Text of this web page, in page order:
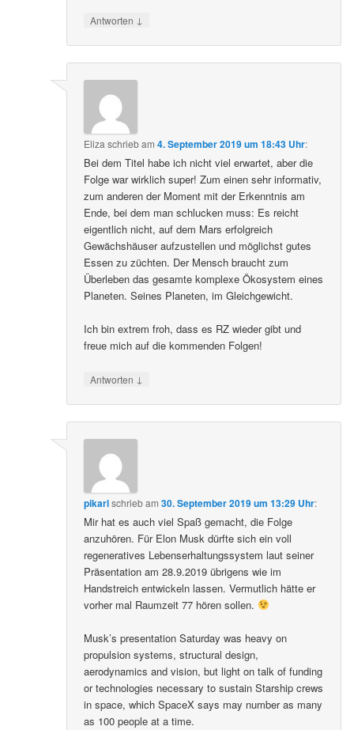
Antworten ↓
Eliza schriebam4. September 2019 um 18:43 Uhr:
Bei dem Titel habe ich nicht viel erwartet, aber die
Folge war wirklich super! Zum einen sehr informativ,
zum anderen der Moment mit der Erkenntnis am
Ende, bei dem man schlucken muss: Es reicht
eigentlich nicht, auf dem Mars erfolgreich
Gewächshäuser aufzustellen und möglichst gutes
Essen zu züchten. Der Mensch braucht zum
Überleben das gesamte komplexe Ökosystem eines
Planeten. Seines Planeten, im Gleichgewicht.
Ich bin extrem froh, dass es RZ wieder gibt und
freue mich auf die kommenden Folgen!
Antworten ↓
pikarlschriebam30. September 2019 um 13:29 Uhr:
Mir hat es auch viel Spaß gemacht, die Folge
anzuhören. Für Elon Musk dürfte sich ein voll
regeneratives Lebenserhaltungssystem laut seiner
Präsentation am 28.9.2019 übrigens wie im
Handstreich entwickeln lassen. Vermutlich hätte er
vorher mal Raumzeit 77 hören sollen.
Musk’s presentation Saturday was heavy on
propulsion systems, structural design,
aerodynamics and vision, but light on talk of funding
or technologies necessary to sustain Starship crews
in space, which SpaceX says may number as many
as 100 people at a time.